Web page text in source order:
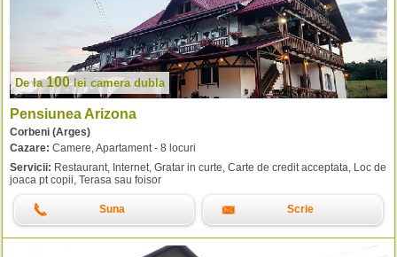
De la100lei camera dubla
Pensiunea Arizona
Corbeni (Arges)
Cazare: Camere, Apartament - 8 locuri
Servicii: Restaurant, Internet, Gratar in curte, Carte de credit acceptata, Loc de
joaca pt copii, Terasa sau foisor
Suna Scrie